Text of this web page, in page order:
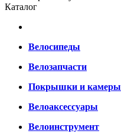
Каталог
Велосипеды
Велозапчасти
Покрышки и камеры
Велоаксессуары
Велоинструмент